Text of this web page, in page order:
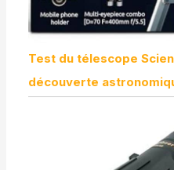
Test du télescope
découverte